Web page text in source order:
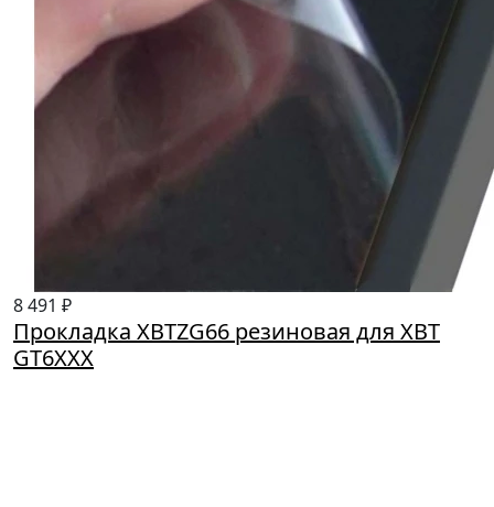
8 491 ₽
Прокладка XBTZG66 резиновая для XBT
GT6XXX